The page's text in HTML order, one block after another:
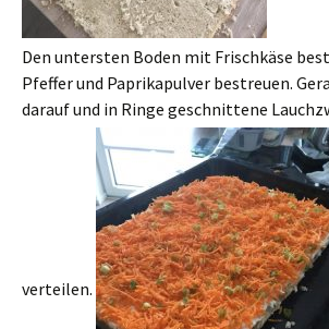
Den untersten Boden mit Frischkäse
Pfeffer und Paprikapulver bestreuen.
darauf und in Ringe geschnittene
verteilen.